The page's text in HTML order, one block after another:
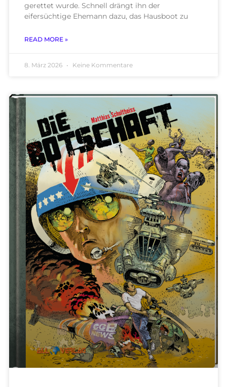
gerettet wurde. Schnell drängt ihn der
eifersüchtige Ehemann dazu, das Hausboot zu
READ MORE »
8. März 2026 Keine Kommentare